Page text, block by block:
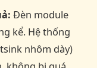
Đèn module
kể. Hệ thống
nhôm dày)